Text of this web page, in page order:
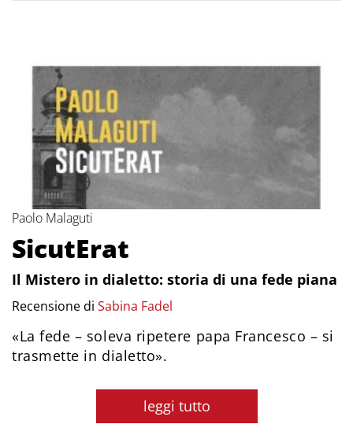
Paolo Malaguti
SicutErat
Il Mistero in dialetto: storia di una fede piana
Recensione di Sabina Fadel
«La fede – soleva ripetere papa Francesco – si
trasmette in dialetto».
leggi tutto